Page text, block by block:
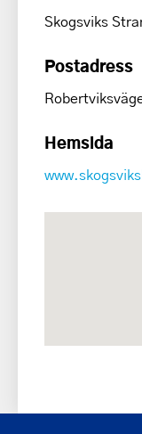
Skogsviks
Postadress
Hemsida